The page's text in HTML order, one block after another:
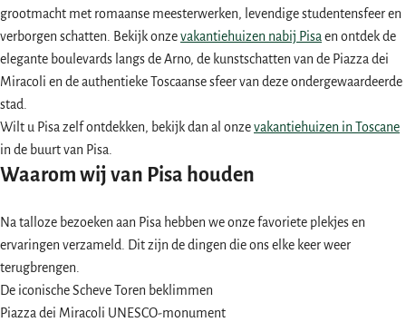
grootmacht met romaanse meesterwerken, levendige studentensfeer en
verborgen schatten. Bekijk onzevakantiehuizen nabij Pisaen ontdek de
elegante boulevards langs de Arno, de kunstschatten van de Piazza dei
Miracoli en de authentieke Toscaanse sfeer van deze ondergewaardeerde
stad.
Wilt u Pisa zelf ontdekken, bekijk dan al onzevakantiehuizen in Toscane
in de buurt van Pisa.
Waarom wij van Pisa houden
Na talloze bezoeken aan Pisa hebben we onze favoriete plekjes en
ervaringen verzameld. Dit zijn de dingen die ons elke keer weer
terugbrengen.
De iconische Scheve Toren beklimmen
Piazza dei Miracoli UNESCO-monument